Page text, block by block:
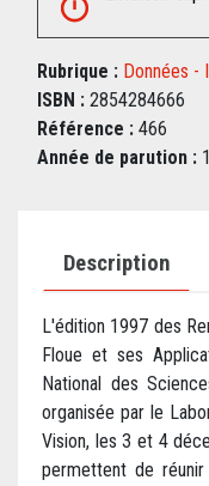
Rubrique : Données -
ISBN : 2854284666
Référence : 466
Année de parution :
Description
L'édition 1997 des
Floue et ses
National des
organisée par le
Vision, les 3 et 4
permettent de